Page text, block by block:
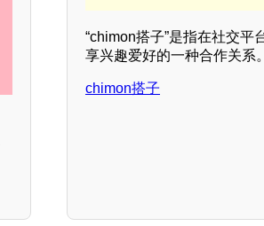
“chimon搭子”是指在社交
享兴趣爱好的一种合作关系。
chimon搭子